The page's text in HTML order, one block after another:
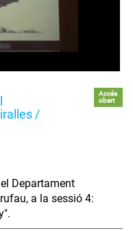
/
Accés
obert
Departament
a la sessió 4: